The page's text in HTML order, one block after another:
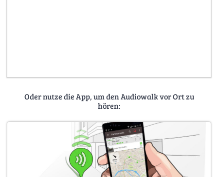
Oder nutze die App, um den Audiowalk vor Ort zu
hören: